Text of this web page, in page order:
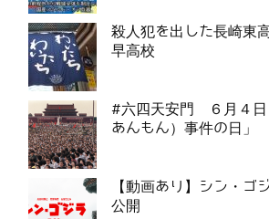
殺人犯を出した長崎東
早高校
#六四天安門 ６月４日
あんもん）事件の日」
【動画あり】シン・ゴ
公開